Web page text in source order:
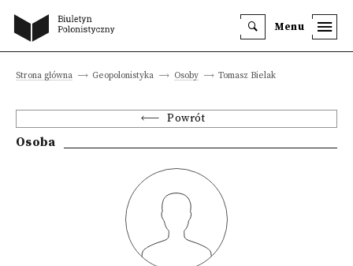
Menu
Strona główna Geopolonistyka Osoby Tomasz Bielak
Powrót
Osoba